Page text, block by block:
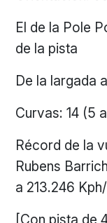
El de la Pole
de la pista
De la largada
Curvas: 14 (5
Récord de la
Rubens
a 213.246
[Con pista de